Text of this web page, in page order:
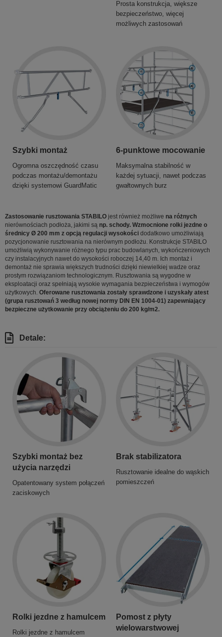
Prosta konstrukcja, większe
bezpieczeństwo, więcej
możliwych zastosowań
Szybki montaż
Ogromna oszczędność czasu
podczas montażu/demontażu
dzięki systemowi GuardMatic
6-punktowe mocowanie
Maksymalna stabilność w
każdej sytuacji, nawet podczas
gwałtownych burz
Zastosowanie rusztowania STABILO jest również możliwe na różnych
nierównościach podłoża, jakimi są np. schody. Wzmocnione rolki jezdne o
średnicy Ø 200 mm z opcją regulacji wysokości dodatkowo umożliwiają
pozycjonowanie rusztowania na nierównym podłożu. Konstrukcje STABILO
umożliwią wykonywanie różnego typu prac budowlanych, wykończeniowych
czy instalacyjnych nawet do wysokości roboczej 14,40 m. Ich montaż i
demontaż nie sprawia większych trudności dzięki niewielkiej wadze oraz
prostym rozwiązaniom technologicznym. Rusztowania są wygodne w
eksploatacji oraz spełniają wysokie wymagania bezpieczeństwa i wymogów
użytkowych. Oferowane rusztowania zostały sprawdzone i uzyskały atest
(grupa rusztowań 3 według nowej normy DIN EN 1004-01) zapewniający
bezpieczne użytkowanie przy obciążeniu do 200 kg/m2.
Detale:
Szybki montaż bez
użycia narzędzi
Opatentowany system połączeń
zaciskowych
Brak stabilizatora
Rusztowanie idealne do wąskich
pomieszczeń
Rolki jezdne z hamulcem
Rolki jezdne z hamulcem
Pomost z płyty
wielowarstwowej